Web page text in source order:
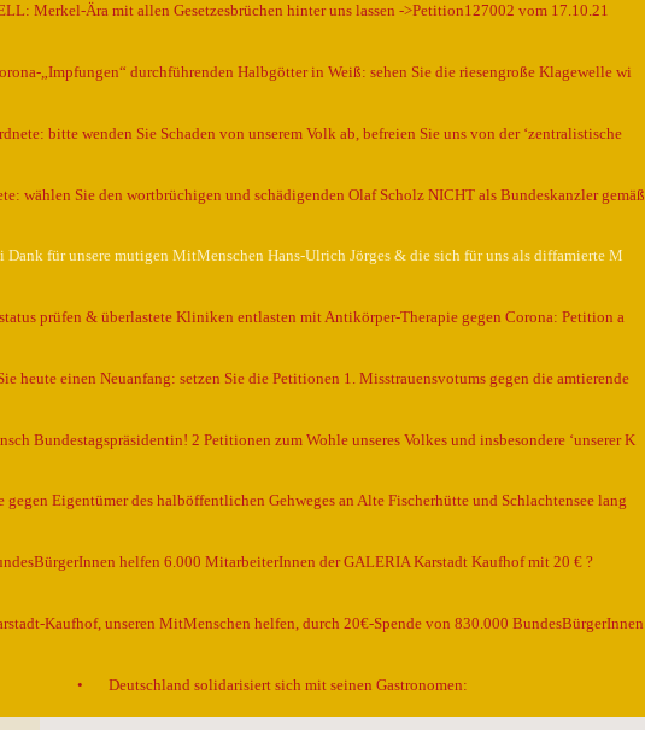
Merkel-Ära mit allen Gesetzesbrüchen hinter uns lassen ->Petition127002 vom 17.10.21
„Impfungen“ durchführenden Halbgötter in Weiß: sehen Sie die riesengroße Klagewelle wi
bitte wenden Sie Schaden von unserem Volk ab, befreien Sie uns von der ‘zentralistische
wählen Sie den wortbrüchigen und schädigenden Olaf Scholz NICHT als Bundeskanzler gemäß
Dank für unsere mutigen MitMenschen Hans-Ulrich Jörges & die sich für uns als diffamierte M
prüfen & überlastete Kliniken entlasten mit Antikörper-Therapie gegen Corona: Petition a
heute einen Neuanfang: setzen Sie die Petitionen 1. Misstrauensvotums gegen die amtierende
Bundestagspräsidentin! 2 Petitionen zum Wohle unseres Volkes und insbesondere ‘unserer K
gegen Eigentümer des halböffentlichen Gehweges an Alte Fischerhütte und Schlachtensee lang
helfen 6.000 MitarbeiterInnen der GALERIA Karstadt Kaufhof mit 20 € ?
Kaufhof, unseren MitMenschen helfen, durch 20€-Spende von 830.000 BundesBürgerInnen
Deutschland solidarisiert sich mit seinen Gastronomen: